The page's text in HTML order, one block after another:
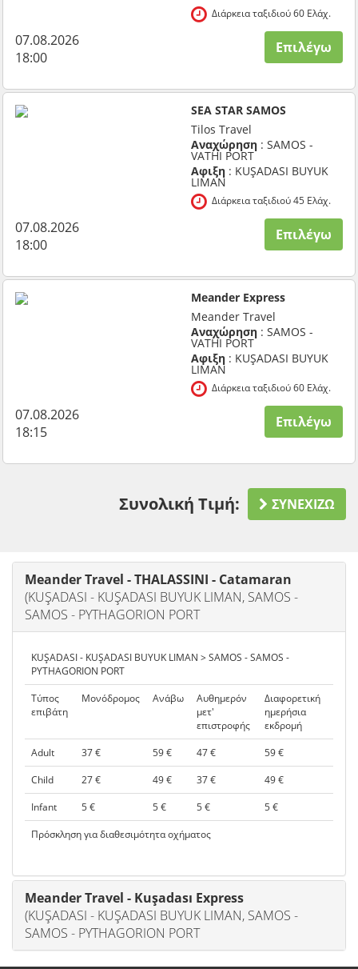
Διάρκεια ταξιδιού 60 Ελάχ.
07.08.2026
18:00
Επιλέγω
SEA STAR SAMOS
Tilos Travel
Αναχώρηση : SAMOS -
VATHI PORT
Αφιξη : KUŞADASI BUYUK
LIMAN
Διάρκεια ταξιδιού 45 Ελάχ.
07.08.2026
18:00
Επιλέγω
Meander Express
Meander Travel
Αναχώρηση : SAMOS -
VATHI PORT
Αφιξη : KUŞADASI BUYUK
LIMAN
Διάρκεια ταξιδιού 60 Ελάχ.
07.08.2026
18:15
Επιλέγω
Συνολική Τιμή: ΣΥΝΕΧΙΖΩ
Meander Travel - THALASSINI - Catamaran
(KUŞADASI - KUŞADASI BUYUK LIMAN, SAMOS -
SAMOS - PYTHAGORION PORT
KUŞADASI - KUŞADASI BUYUK LIMAN > SAMOS - SAMOS -
PYTHAGORION PORT
Τύπος
επιβάτη
Μονόδρομος Ανάβω
Αυθημερόν
μετ'
επιστροφής
Διαφορετική
ημερήσια
εκδρομή
Adult
37 € 59 € 47 €
59 €
Child
27 € 49 € 37 €
49 €
Infant
5 € 5 € 5 €
5 €
Πρόσκληση για διαθεσιμότητα οχήματος
Meander Travel - Kuşadası Express
(KUŞADASI - KUŞADASI BUYUK LIMAN, SAMOS -
SAMOS - PYTHAGORION PORT